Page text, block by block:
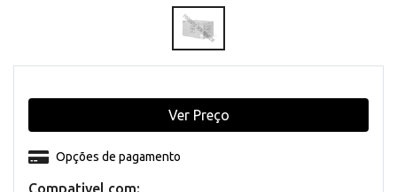
Compativel com:
Opções de pagamento
Ver Preço